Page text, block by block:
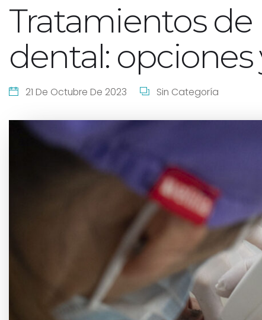
Tratamientos
dental: opciones
21 De Octubre De 2023 Sin Categoría